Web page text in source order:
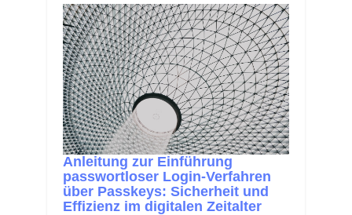
Anleitung zur Einführung
passwortloser Login-Verfahren
über Passkeys: Sicherheit und
Effizienz im digitalen Zeitalter